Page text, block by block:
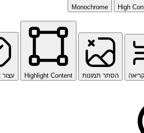
High
Monochrome
הסתר תמונות Highlight Content עצור